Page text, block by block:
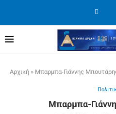
Αρχική » Μπαρμπα-Γιάννης
Μπαρμπα-